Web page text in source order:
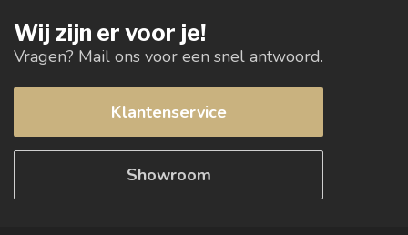
Wij zijn er voor je!
Vragen? Mail ons voor een snel antwoord.
Klantenservice
Showroom